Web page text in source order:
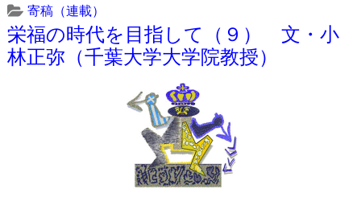
寄稿（連載）
栄福の時代を目指して（９） 文・小
林正弥（千葉大学大学院教授）